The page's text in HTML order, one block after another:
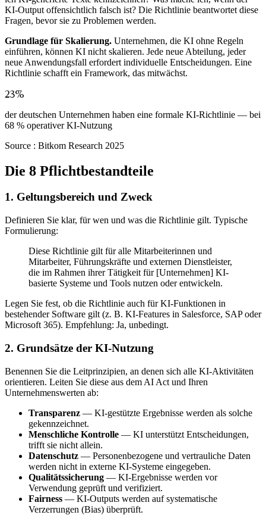
KI-Output offensichtlich falsch ist? Die Richtlinie beantwortet diese
Fragen, bevor sie zu Problemen werden.
Grundlage für Skalierung. Unternehmen, die KI ohne Regeln
einführen, können KI nicht skalieren. Jede neue Abteilung, jeder
neue Anwendungsfall erfordert individuelle Entscheidungen. Eine
Richtlinie schafft ein Framework, das mitwächst.
23%
der deutschen Unternehmen haben eine formale KI-Richtlinie — bei
68 % operativer KI-Nutzung
Source : Bitkom Research 2025
Die 8 Pflichtbestandteile
1. Geltungsbereich und Zweck
Definieren Sie klar, für wen und was die Richtlinie gilt. Typische
Formulierung:
Diese Richtlinie gilt für alle Mitarbeiterinnen und
Mitarbeiter, Führungskräfte und externen Dienstleister,
die im Rahmen ihrer Tätigkeit für [Unternehmen] KI-
basierte Systeme und Tools nutzen oder entwickeln.
Legen Sie fest, ob die Richtlinie auch für KI-Funktionen in
bestehender Software gilt (z. B. KI-Features in Salesforce, SAP oder
Microsoft 365). Empfehlung: Ja, unbedingt.
2. Grundsätze der KI-Nutzung
Benennen Sie die Leitprinzipien, an denen sich alle KI-Aktivitäten
orientieren. Leiten Sie diese aus dem AI Act und Ihren
Unternehmenswerten ab:
Transparenz — KI-gestützte Ergebnisse werden als solche
gekennzeichnet.
Menschliche Kontrolle — KI unterstützt Entscheidungen,
trifft sie nicht allein.
Datenschutz — Personenbezogene und vertrauliche Daten
werden nicht in externe KI-Systeme eingegeben.
Qualitätssicherung — KI-Ergebnisse werden vor
Verwendung geprüft und verifiziert.
Fairness — KI-Outputs werden auf systematische
Verzerrungen (Bias) überprüft.